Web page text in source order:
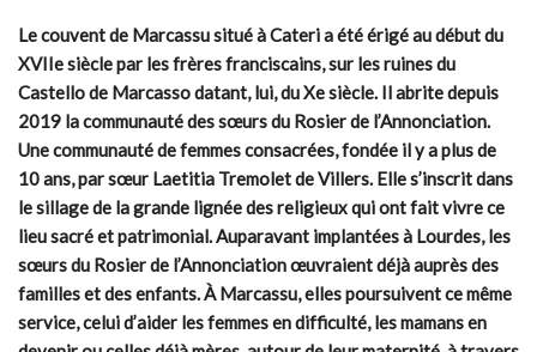
Le couvent de Marcassu situé à Cateri a été érigé au début du
XVIIe siècle par les frères franciscains, sur les ruines du
Castello de Marcasso datant, lui, du Xe siècle. Il abrite depuis
2019 la communauté des sœurs du Rosier de l’Annonciation.
Une communauté de femmes consacrées, fondée il y a plus de
10 ans, par sœur Laetitia Tremolet de Villers. Elle s’inscrit dans
le sillage de la grande lignée des religieux qui ont fait vivre ce
lieu sacré et patrimonial. Auparavant implantées à Lourdes, les
sœurs du Rosier de l’Annonciation œuvraient déjà auprès des
familles et des enfants. À Marcassu, elles poursuivent ce même
service, celui d’aider les femmes en difficulté, les mamans en